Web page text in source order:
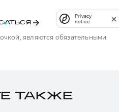
являются обязательными
ТАКЖЕ
Privacy
notice